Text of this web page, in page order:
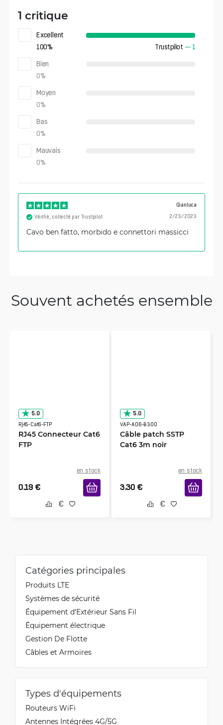
1 critique
Excellent
100% Trustpilot — 1
Bien
0%
Moyen
0%
Bas
0%
Mauvais
0%
Gianluca
2/23/2023
Vérifié, collecté par Trustpilot
Cavo ben fatto, morbido e connettori massicci
Souvent achetés ensemble
5.0
RJ45-Cat6-FTP
RJ45 Connecteur Cat6
FTP
en stock
0.19 €
5.0
VAP-A06-B300
Câble patch SSTP
Cat6 3m noir
en stock
3.30 €
Catégories principales
Produits LTE
Systèmes de sécurité
Équipement d’Extérieur Sans Fil
Équipement électrique
Gestion De Flotte
Câbles et Armoires
Types d'équipements
Routeurs WiFi
Antennes Intégrées 4G/5G